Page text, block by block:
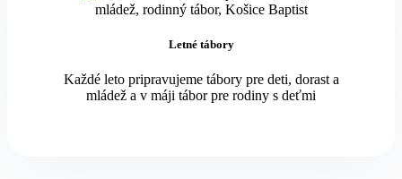
Letné tábory
Každé leto pripravujeme tábory pre deti, dorast a
mládež a v máji tábor pre rodiny s deťmi